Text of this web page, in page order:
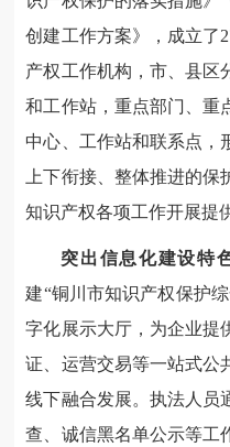
创建工作方案》，成立了
产权工作机构，市、县区
和工作站，重点部门、重
中心、工作站和联系点，
上下衔接、整体推进的
知识产权各项工作开展提
突出信息化建设特
建“铜川市知识产权保护
字化展示大厅，为企业提
证、运营交易等一站式公
线下融合发展。执法人员
查、诚信黑名单公示等工